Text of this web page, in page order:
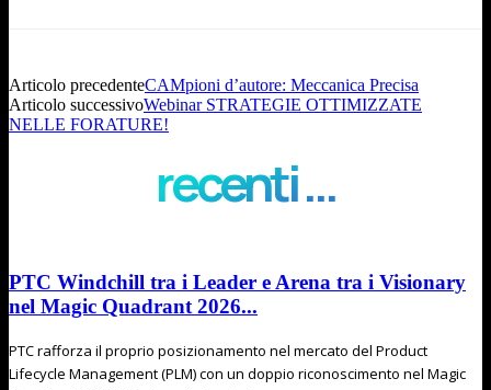
Articolo precedenteCAMpioni d’autore: Meccanica Precisa
Articolo successivoWebinar STRATEGIE OTTIMIZZATE
NELLE FORATURE!
recenti ...
PTC Windchill tra i Leader e Arena tra i Visionary
nel Magic Quadrant 2026...
PTC rafforza il proprio posizionamento nel mercato del Product
Lifecycle Management (PLM) con un doppio riconoscimento nel Magic